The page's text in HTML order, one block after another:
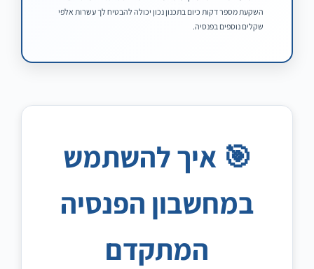
השקעת מספר דקות כיום בתכנון נכון יכולה להבטיח לך עשרות אלפי
שקלים נוספים בפנסיה.
🎯 איך להשתמש
במחשבון הפנסיה
המתקדם